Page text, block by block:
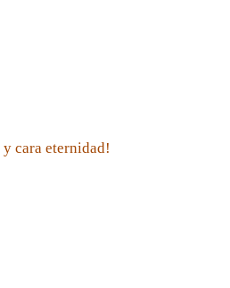
y cara eternidad!